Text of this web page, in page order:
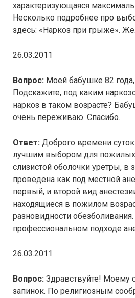
характеризующаяся
Несколько подробнее про
здесь: «Наркоз при грыже».
26.03.2011
Вопрос: Моей бабушке 82
Подскажите, под каким
наркоз в таком возрасте?
очень переживаю. Спасибо.
Ответ: Доброго времени
лучшим выбором для пожилых
слизистой оболочки уретры, в
проведена как под местной
первый, и второй вид
находящиеся в пожилом
разновидности
профессиональном подходе
26.03.2011
Вопрос: Здравствуйте! Моему
запинок. По религиозным